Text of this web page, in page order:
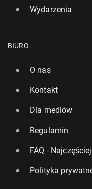
Wydarzenia
BIURO
O nas
Kontakt
Dla mediów
Regulamin
FAQ -
Polityka